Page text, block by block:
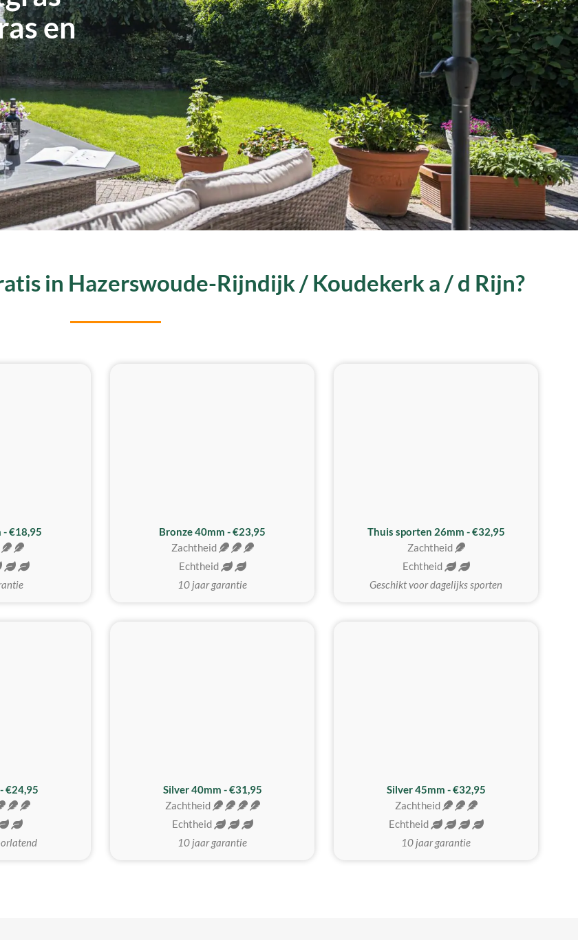
en
in Hazerswoude-Rijndijk / Koudekerk a / d Rijn?
- €18,95
Bronze 40mm - €23,95
Zachtheid
Echtheid
10 jaar garantie
Thuis sporten 26mm - €32,95
Zachtheid
Echtheid
Geschikt voor dagelijks sporten
€24,95
Silver 40mm - €31,95
Zachtheid
Echtheid
10 jaar garantie
MEEST GEKOZEN
Silver 45mm - €32,95
Zachtheid
Echtheid
10 jaar garantie